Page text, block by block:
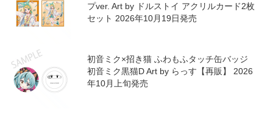
プver. Art by ドルストイ アクリルカード2枚
セット 2026年10月19日発売
初音ミク×招き猫 ふわもふタッチ缶バッジ
初音ミク黒猫D Art by らっす【再販】 2026
年10月上旬発売